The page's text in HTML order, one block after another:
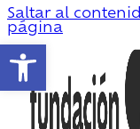
Abrir barra de
Saltar al
página